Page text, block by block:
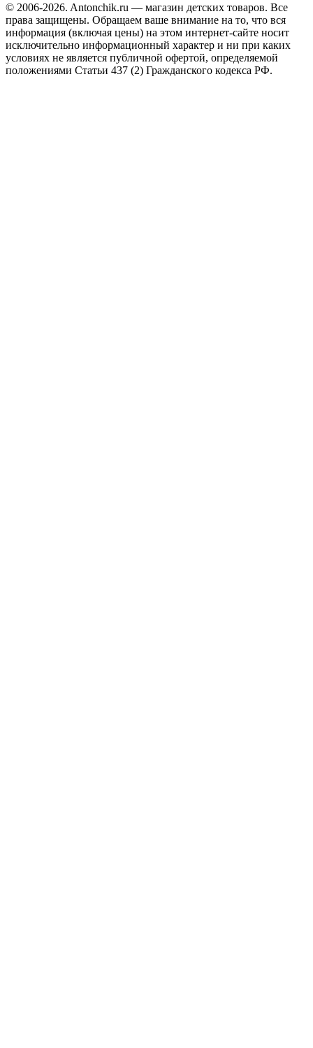
© 2006-2026. Antonchik.ru — магазин детских товаров. Все
права защищены. Обращаем ваше внимание на то, что вся
информация (включая цены) на этом интернет-сайте носит
исключительно информационный характер и ни при каких
условиях не является публичной офертой, определяемой
положениями Статьи 437 (2) Гражданского кодекса РФ.